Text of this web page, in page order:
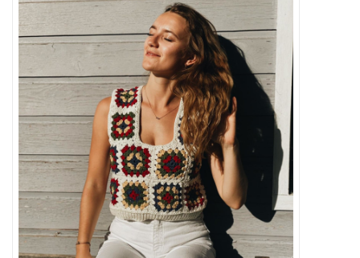
Gaarne gemaakt
Cadeaubonnen
Pakketten
Workshops